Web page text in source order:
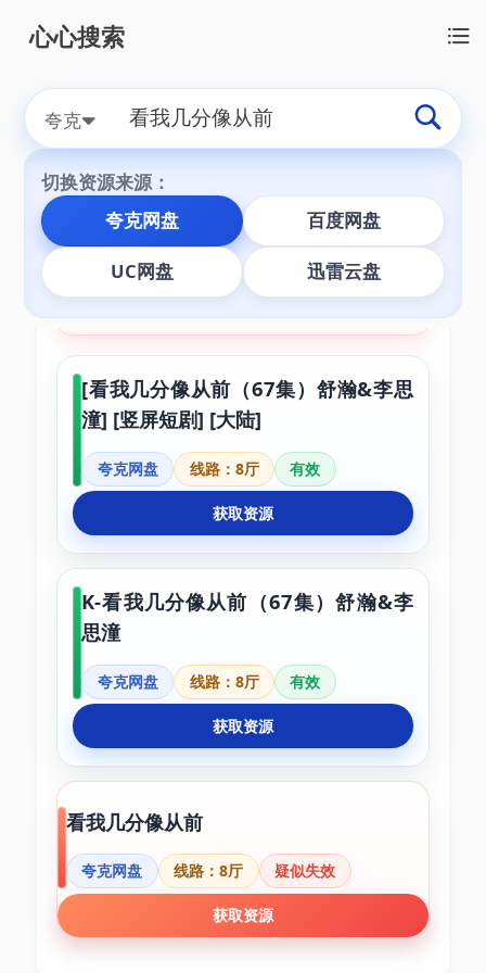
心心搜索
夸克
切换资源来源：
夸克网盘
百度网盘
UC网盘 迅雷云盘
切换搜索源： 本地搜全网搜
为您找到【看我几分像从前】相关资源3条
[看我几分像从前（67集）舒瀚&李思
潼] [竖屏短剧] [大陆]
夸克网盘 线路：8厅 有效
获取资源
K-看我几分像从前（67集）舒瀚&李
思潼
夸克网盘 线路：8厅 有效
获取资源
看我几分像从前
夸克网盘 线路：8厅 疑似失效
获取资源